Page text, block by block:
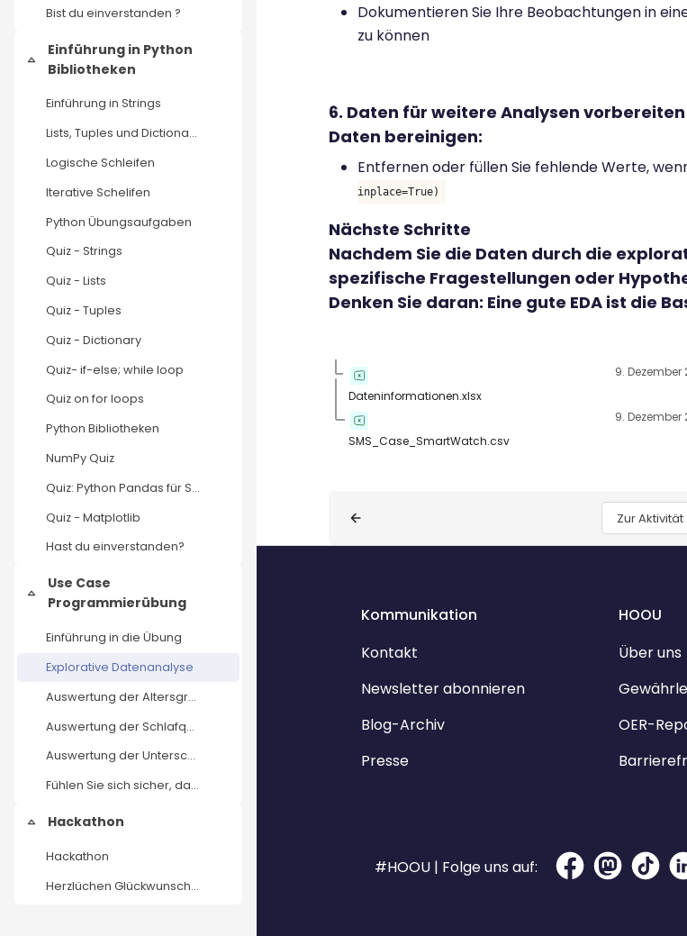
Bist du einverstanden ?
Einklappen
Einführung in Python
Bibliotheken
Einführung in Strings
Lists, Tuples und Dictionaries
Logische Schleifen
Iterative Schelifen
Python Übungsaufgaben
Quiz - Strings
Quiz - Lists
Quiz - Tuples
Quiz - Dictionary
Quiz- if-else; while loop
Quiz on for loops
Python Bibliotheken
NumPy Quiz
Quiz: Python Pandas für Studierende
Quiz - Matplotlib
Hast du einverstanden?
Einklappen
Use Case
Programmierübung
Einführung in die Übung
Explorative Datenanalyse
Auswertung der Altersgruppen
Auswertung der Schlafqualität mit dem Aktivitätslevel
Auswertung der Unterschiede im Nutzungsverhalten zwischen den verschiedenen Smartwatch-Modellen
Fühlen Sie sich sicher, das Wissen und die Fähigkeiten aus den vorherigen Modulen anzuwenden, um den Use Case in diesem Modul zu analysieren und zu lösen?
Einklappen
Hackathon
Hackathon
Herzlüchen Glückwunsch zum Abschluss des Lernangeb...
Dokumentieren Sie Ihre Beobachtungen in
zu können
6. Daten für weitere Analysen vorbereiten
Daten bereinigen:
Entfernen oder füllen Sie fehlende Werte,
inplace=True)
Nächste Schritte
Nachdem Sie die Daten durch die
spezifische Fragestellungen oder
Denken Sie daran: Eine gute EDA ist die
Dateninformationen.xlsx
9. Dezember
SMS_Case_SmartWatch.csv
9. Dezember
Blöcke Zur Aktivität
Kommunikation
Kontakt
Newsletter abonnieren
Blog-Archiv
Presse
HOOU
Über uns
OER-
#HOOU | Folge uns auf: